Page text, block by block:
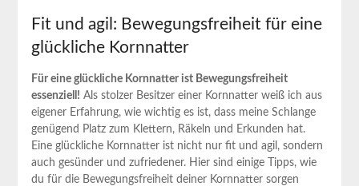
Fit und agil: Bewegungsfreiheit für eine
glückliche Kornnatter
Für eine glückliche Kornnatter ist Bewegungsfreiheit
essenziell! Als stolzer Besitzer einer Kornnatter weiß ich aus
eigener Erfahrung, wie wichtig es ist, dass meine Schlange
genügend Platz zum Klettern, Räkeln und Erkunden hat.
Eine glückliche Kornnatter ist nicht nur fit und agil, sondern
auch gesünder und zufriedener. Hier sind einige Tipps, wie
du für die Bewegungsfreiheit deiner Kornnatter sorgen